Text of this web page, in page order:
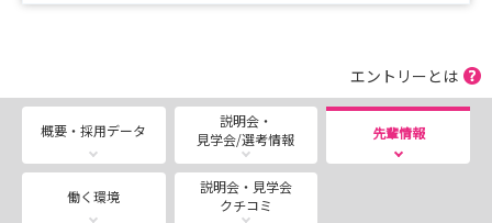
開催日決定次第、優先的に予約を入れたい！
この日に開催してほしい！
友達と一緒に参加したい！
なども、お気軽にご相談ください
エントリーとは
概要・採用データ
説明会・
見学会/選考情報
先輩情報
働く環境
説明会・見学会
クチコミ